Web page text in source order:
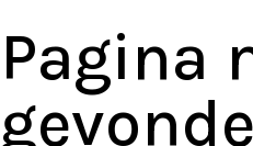
Pagina